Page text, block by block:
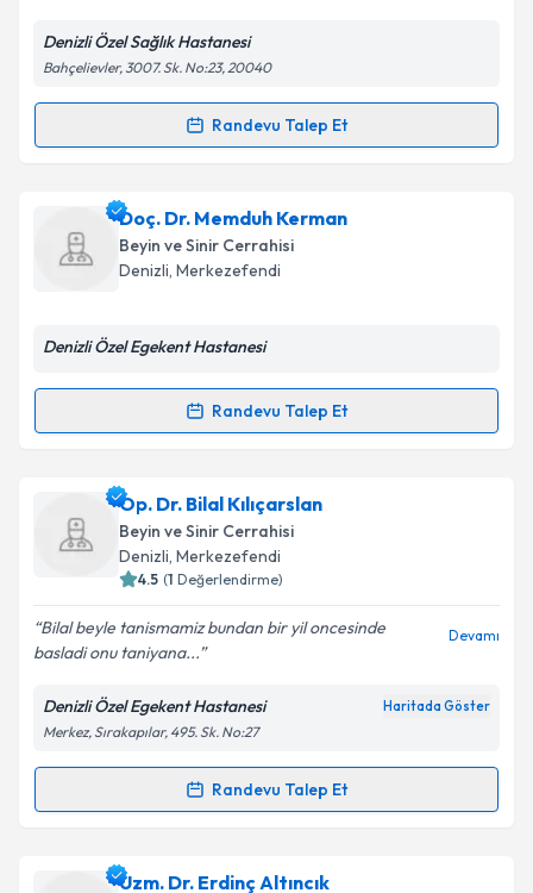
Kişisel verilerimin işlenmesine ilişkin
Metni'ni okudum ve kişisel verilerimin belirtilen
kapsamda işlenmesini kabul ediyorum.
Denizli Özel Sağlık Hastanesi
Bahçelievler, 3007. Sk. No:23, 20040
Randevu Talep Et
Randevu Takvimi Talebi
Op. Dr. O. Saffet Erkiçin randevu takvimi talebi
oluşturun. Size bu uzmandan randevu almanız için bir
takvim hazırlandığında e-posta ile bilgilendireceğiz.
Kişisel verilerimin işlenmesine ilişkinAydınlatma
Takvim Talebini Gönder
Doç. Dr. Memduh Kerman
Beyin ve Sinir Cerrahisi
Denizli, Merkezefendi
Denizli Özel Egekent Hastanesi
Randevu Talep Et
Randevu Takvimi Talebi
Doç. Dr. Memduh Kermaniçin randevu takvimi
talebi oluşturun. Size bu uzmandan randevu almanız
için bir takvim hazırlandığında e-posta ile
bilgilendireceğiz.
E-posta Adresiniz
Kişisel verilerimin işlenmesine ilişkin
Metni'ni okudum ve kişisel verilerimin belirtilen
kapsamda işlenmesini kabul ediyorum.
Op. Dr. Bilal Kılıçarslan
Beyin ve Sinir Cerrahisi
Denizli, Merkezefendi
4.5 (1 Değerlendirme)
Bilal beyle tanismamiz bundan bir yil oncesinde
basladi onu taniyana...
Devamı
Denizli Özel Egekent Hastanesi Haritada Göster
Merkez, Sırakapılar, 495. Sk. No:27
Randevu Talep Et
Randevu Takvimi Talebi
Op. Dr. Bilal Kılıçarslaniçin randevu takvimi talebi
Uzm. Dr. Erdinç Altıncık